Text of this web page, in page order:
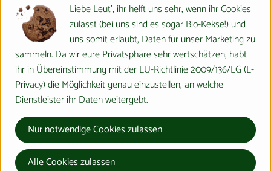
Geschäftsführung: Rebecca Kramer, Kerstin
Schramm
Markt, Verbreitungsgebiet
Sonett wird vor allem über den Naturkosthandel
vertrieben. Die Sonett Produkte gibt es in 43
Ländern. Insgesamt 31 europäischen und 12
außereuropäischen Ländern und in 15 Sprachen.
Liebe Leut', ihr helft uns sehr, wenn ihr Cookies
zulasst (bei uns sind es sogar Bio-Kekse!) und
uns somit erlaubt, Daten für unser Marketing zu
sammeln. Da wir eure Privatsphäre sehr wertschätzen, habt
ihr in Übereinstimmung mit der EU-Richtlinie 2009/136/EG (E-
Privacy) die Möglichkeit genau einzustellen, an welche
Dienstleister ihr Daten weitergebt.
Nur notwendige Cookies zulassen
Alle Cookies zulassen